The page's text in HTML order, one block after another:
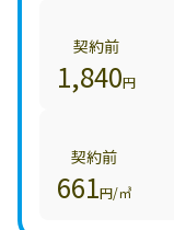
契約前
1,840円
契約前
661円/㎥